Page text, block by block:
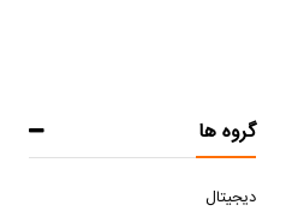
گروه ها
دیجیتال